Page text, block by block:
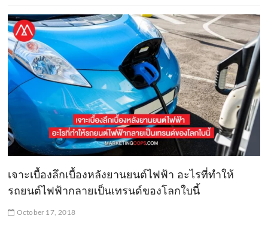
เจาะเบื้องลึกเบื้องหลังยานยนต์ไฟฟ้า อะไรที่ทำให้
รถยนต์ไฟฟ้ากลายเป็นเทรนด์ของโลกใบนี้
October 17, 2018